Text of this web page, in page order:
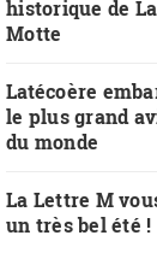
historique de
Motte
Latécoère
le plus grand
du monde
La Lettre M
un très bel été !